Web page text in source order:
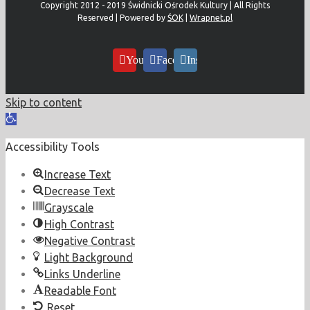
Copyright 2012 - 2019 Świdnicki Ośrodek Kultury | All Rights
Reserved | Powered by ŚOK Wrapnet.pl
YouTubeFacebookInstagram
Skip to content
Open
Accessibility Tools
Increase Text
Decrease Text
Grayscale
High Contrast
Negative Contrast
Light Background
Links Underline
Readable Font
Reset